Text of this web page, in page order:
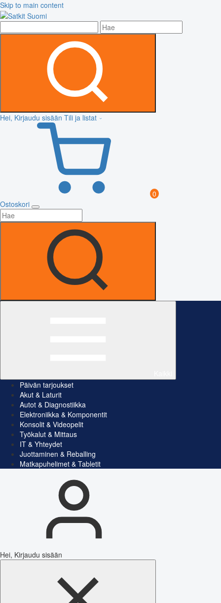
Skip to main content
Hei, Kirjaudu sisään Tili ja listat
0
Ostoskori
Päivän tarjoukset
Akut & Laturit
Autot & Diagnostiikka
Elektroniikka & Komponentit
Konsolit & Videopelit
Työkalut & Mittaus
IT & Yhteydet
Juottaminen & Reballing
Matkapuhelimet & Tabletit
Hei, Kirjaudu sisään